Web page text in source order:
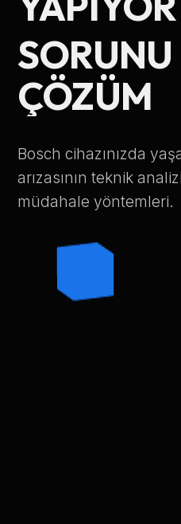
SORUNU
ÇÖZÜM
Bosch cihazınızda
arızasının teknik
müdahale yöntemleri.
Telefon Numarası
Hizmet Türü
Servis
Verileriniz KVKK